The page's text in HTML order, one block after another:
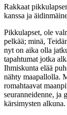
Rakkaat
kanssa ja
Pikkulapset, ole
pelkää; minä,
nyt on aika olla
tapahtumat jotka
Ihmiskunta elää
nähty maapallolla.
romahtaavat
seuranneidenne, ja
kärsimysten alkuna.